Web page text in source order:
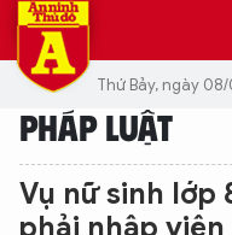
Thứ Bảy, ngày
PHÁP LUẬT
Vụ nữ sinh lớp
phải nhập